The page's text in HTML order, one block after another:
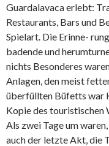
Guardalavaca erlebt:
Restaurants, Bars und
Spielart. Die Erinne-
badende und
nichts Besonderes
Anlagen, den meist
überfüllten Büfetts war
Kopie des touristischen
Als zwei Tage um
auch der letzte Akt, die